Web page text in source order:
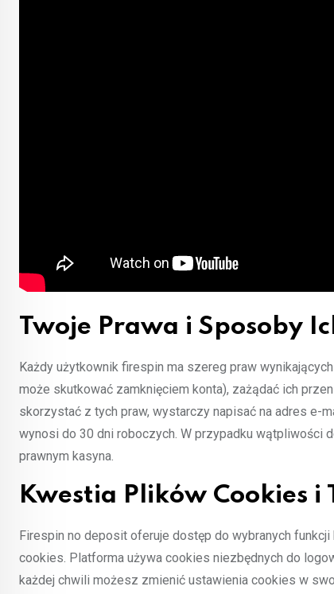
Twoje Prawa i Sposoby
Każdy użytkownik firespin ma szereg praw
może skutkować zamknięciem konta), zażądać ich
skorzystać z tych praw, wystarczy napisać na adres e-
wynosi do 30 dni roboczych. W przypadku wątpliwości
prawnym kasyna.
Kwestia Plików Cookies i
Firespin no deposit oferuje dostęp do wybranych
cookies. Platforma używa cookies niezbędnych do
każdej chwili możesz zmienić ustawienia cookies w